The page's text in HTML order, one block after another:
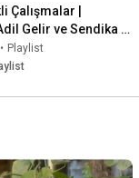
Çalışmalar |
Gelir ve Sendika
• Playlist